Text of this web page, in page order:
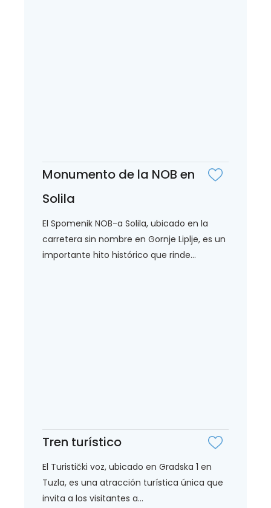
Monumento de la NOB en
Solila
El Spomenik NOB-a Solila, ubicado en la
carretera sin nombre en Gornje Liplje, es un
importante hito histórico que rinde...
Tren turístico
El Turistički voz, ubicado en Gradska 1 en
Tuzla, es una atracción turística única que
invita a los visitantes a...